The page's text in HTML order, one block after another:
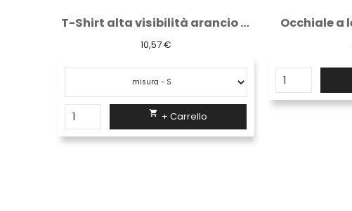
Occhiale a lente trasparente
4,48 €
+ Carrello